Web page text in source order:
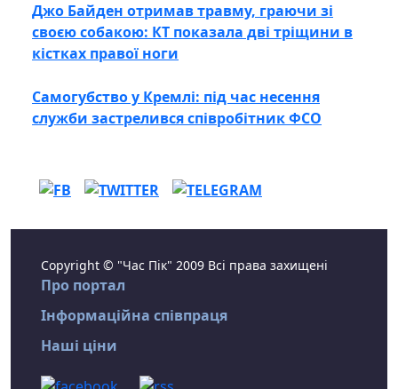
Джо Байден отримав травму, граючи зі
своєю собакою: КТ показала дві тріщини в
кістках правої ноги
Самогубство у Кремлі: під час несення
служби застрелився співробітник ФСО
Copyright © "Час Пік" 2009 Всі права захищені
Про портал
Інформаційна співпраця
Наші ціни